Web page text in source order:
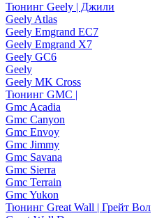
Тюнинг Geely | Джили
Geely Atlas
Geely Emgrand EC7
Geely Emgrand X7
Geely GC6
Geely
Geely MK Cross
Тюнинг GMC |
Gmc Acadia
Gmc Canyon
Gmc Envoy
Gmc Jimmy
Gmc Savana
Gmc Sierra
Gmc Terrain
Gmc Yukon
Тюнинг Great Wall | Грейт Вол